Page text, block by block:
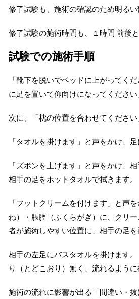
修了試験も、施術の確認のため明る
修了試験の施術時間も、１時間 前後と
試験での施術手順
「靴下を脱いでベッドに上がってく
に足を置いて仰向けになってくださ
次に、「枕の位置を合わせてくださ
「タオルを掛けます」と声をかけ、
「ズボンを上げます」と声をかけ、
相手の足をホットタオルで拭きます。
「フットクリームを付けます」と声
ね）・脹脛（ふくらがぎ）に、クリ
者が施術しやすい位置に、相手の足を
相手の左足にバスタオルを掛けます
り（とどこおり）無く、流れるように
施術の流れに影響が出る「間違い・